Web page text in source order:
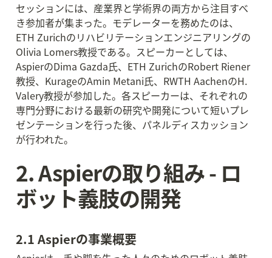
セッションには、産業界と学術界の両方から注目すべ
き参加者が集まった。モデレーターを務めたのは、
ETH Zurichのリハビリテーションエンジニアリングの
Olivia Lomers教授である。スピーカーとしては、
AspierのDima Gazda氏、ETH ZurichのRobert Riener
教授、KurageのAmin Metani氏、RWTH AachenのH.
Valery教授が参加した。各スピーカーは、それぞれの
専門分野における最新の研究や開発について短いプレ
ゼンテーションを行った後、パネルディスカッション
が行われた。
2. Aspierの取り組み - ロ
ボット義肢の開発
2.1 Aspierの事業概要